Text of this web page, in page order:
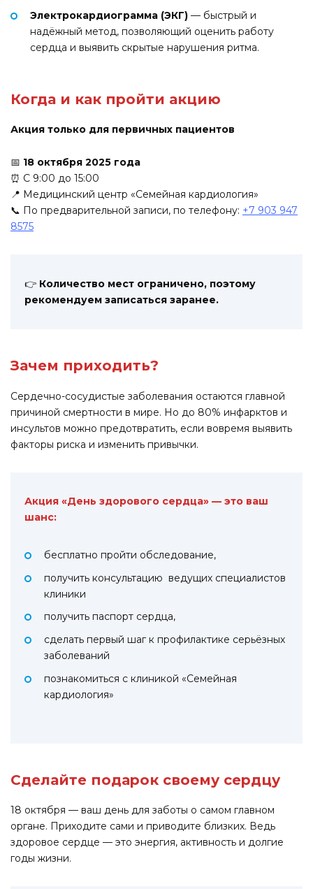
Электрокардиограмма (ЭКГ) — быстрый и
надёжный метод, позволяющий оценить работу
сердца и выявить скрытые нарушения ритма.
Когда и как пройти акцию
Акция только для первичных пациентов
📅 18 октября 2025 года
⏰ С 9:00 до 15:00
📍 Медицинский центр «Семейная кардиология»
📞 По предварительной записи, по телефону: +7 903 947
8575
👉 Количество мест ограничено, поэтому
рекомендуем записаться заранее.
Зачем приходить?
Сердечно-сосудистые заболевания остаются главной
причиной смертности в мире. Но до 80% инфарктов и
инсультов можно предотвратить, если вовремя выявить
факторы риска и изменить привычки.
Акция «День здорового сердца» — это ваш
шанс:
бесплатно пройти обследование,
получить консультацию ведущих специалистов
клиники
получить паспорт сердца,
сделать первый шаг к профилактике серьёзных
заболеваний
познакомиться с клиникой «Семейная
кардиология»
Сделайте подарок своему сердцу
18 октября — ваш день для заботы о самом главном
органе. Приходите сами и приводите близких. Ведь
здоровое сердце — это энергия, активность и долгие
годы жизни.